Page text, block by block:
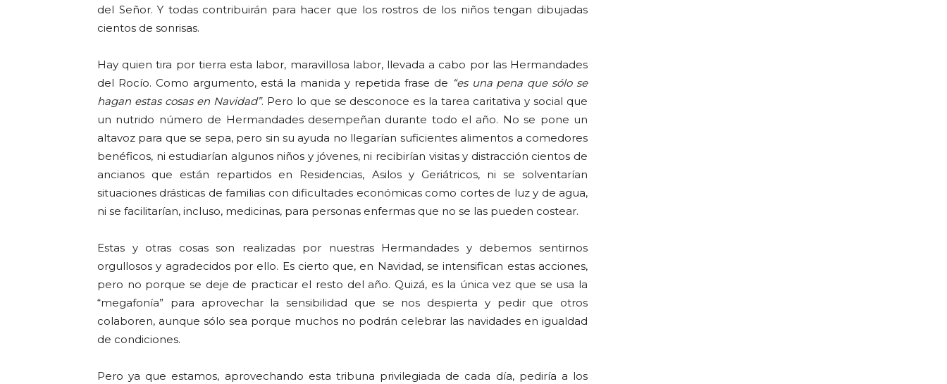
del Señor. Y todas contribuirán para hacer que los rostros de los niños tengan dibujadas
cientos de sonrisas.
Hay quien tira por tierra esta labor, maravillosa labor, llevada a cabo por las Hermandades
del Rocío. Como argumento, está la manida y repetida frase de “es una pena que sólo se
hagan estas cosas en Navidad”. Pero lo que se desconoce es la tarea caritativa y social que
un nutrido número de Hermandades desempeñan durante todo el año. No se pone un
altavoz para que se sepa, pero sin su ayuda no llegarían suficientes alimentos a comedores
benéficos, ni estudiarían algunos niños y jóvenes, ni recibirían visitas y distracción cientos de
ancianos que están repartidos en Residencias, Asilos y Geriátricos, ni se solventarían
situaciones drásticas de familias con dificultades económicas como cortes de luz y de agua,
ni se facilitarían, incluso, medicinas, para personas enfermas que no se las pueden costear.
Estas y otras cosas son realizadas por nuestras Hermandades y debemos sentirnos
orgullosos y agradecidos por ello. Es cierto que, en Navidad, se intensifican estas acciones,
pero no porque se deje de practicar el resto del año. Quizá, es la única vez que se usa la
“megafonía” para aprovechar la sensibilidad que se nos despierta y pedir que otros
colaboren, aunque sólo sea porque muchos no podrán celebrar las navidades en igualdad
de condiciones.
Pero ya que estamos, aprovechando esta tribuna privilegiada de cada día, pediría a los